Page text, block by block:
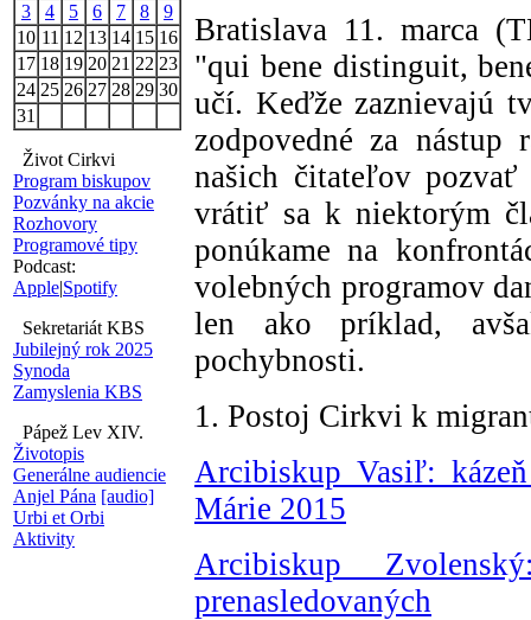
3
4 5 6 7 8
9
10 11 12 13 14 15 16
17 18 19 20 21 22 23
24 25 26 27 28 29 30
31
Život Cirkvi
Program biskupov
Pozvánky na akcie
Rozhovory
Programové tipy
Podcast:
Apple|Spotify
Sekretariát KBS
Jubilejný rok 2025
Synoda
Zamyslenia KBS
Pápež Lev XIV.
Životopis
Generálne audiencie
Anjel Pána [audio]
Urbi et Orbi
Aktivity
Bratislava 11. marca
"qui bene distinguit,
učí. Keďže zaznievajú
zodpovedné za nástup
našich čitateľov pozvať
vrátiť sa k niektorým
ponúkame na
volebných programov
len ako príklad,
pochybnosti.
1. Postoj Cirkvi k
Arcibiskup Vasiľ:
Márie 2015
Arcibiskup
prenasledovaných